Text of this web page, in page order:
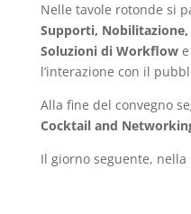
Nelle tavole rotonde si
Supporti, Nobilitazione,
Soluzioni di Workflowe
l’interazione con il
Alla fine del convegno
Cocktail and
Il giorno seguente,